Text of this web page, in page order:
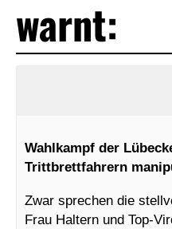
warnt:
Wahlkampf der
Trittbrettfahrern
Zwar sprechen die
Frau Haltern und Top-